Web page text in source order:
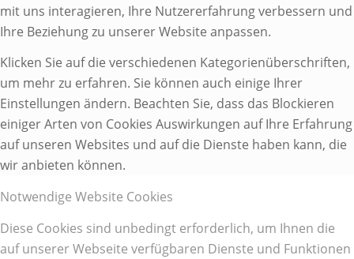
mit uns interagieren, Ihre Nutzererfahrung verbessern und
Ihre Beziehung zu unserer Website anpassen.
Klicken Sie auf die verschiedenen Kategorienüberschriften,
um mehr zu erfahren. Sie können auch einige Ihrer
Einstellungen ändern. Beachten Sie, dass das Blockieren
einiger Arten von Cookies Auswirkungen auf Ihre Erfahrung
auf unseren Websites und auf die Dienste haben kann, die
wir anbieten können.
Notwendige Website Cookies
Diese Cookies sind unbedingt erforderlich, um Ihnen die
auf unserer Webseite verfügbaren Dienste und Funktionen